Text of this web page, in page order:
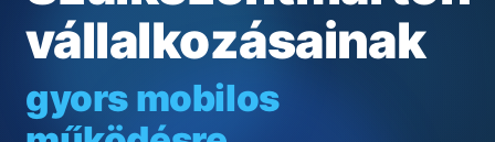
vállalkozásainak
gyors mobilos